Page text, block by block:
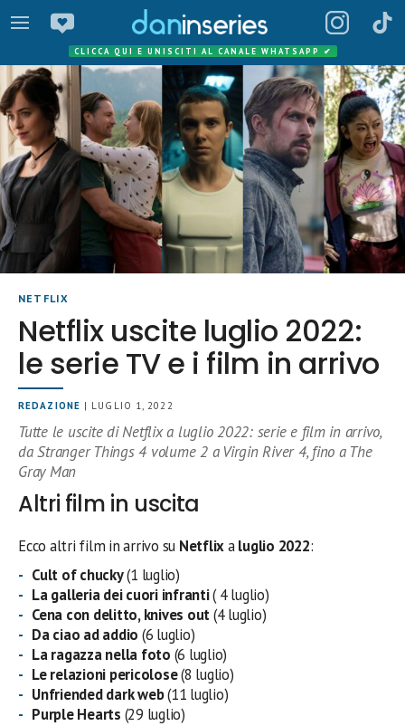
CLICCA QUI E UNISCITI AL CANALE WHATSAPP ✔
NETFLIX
Netflix uscite luglio 2022:
le serie TV e i film in arrivo
REDAZIONE | LUGLIO 1, 2022
Tutte le uscite di Netflix a luglio 2022: serie e film in arrivo,
da Stranger Things 4 volume 2 a Virgin River 4, fino a The
Gray Man
Altri film in uscita
Ecco altri film in arrivo su Netflixaluglio 2022:
Cult of chucky(1 luglio)
La galleria dei cuori infranti( 4 luglio)
Cena con delitto, knives out(4 luglio)
Da ciao ad addio (6 luglio)
La ragazza nella foto (6 luglio)
Le relazioni pericolose(8 luglio)
Unfriended dark web(11 luglio)
Purple Hearts (29 luglio)